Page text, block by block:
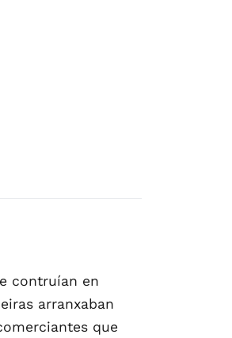
contruían en
arranxaban
que